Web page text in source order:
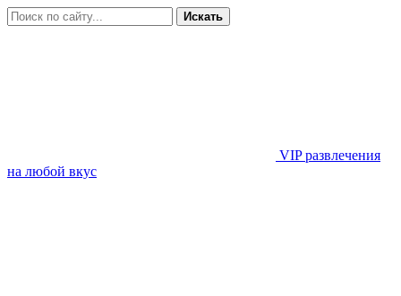
Искать
VIP развлечения
на любой вкус